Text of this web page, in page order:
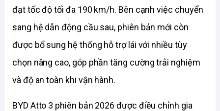
đạt tốc độ tối đa 190 km/h. Bên cạnh việc chuyển
sang hệ dẫn động cầu sau, phiên bản mới còn
được bổ sung hệ thống hỗ trợ lái với nhiều tùy
chọn nâng cao, góp phần tăng cường trải nghiệm
và độ an toàn khi vận hành.
BYD Atto 3 phiên bản 2026 được điều chỉnh gia